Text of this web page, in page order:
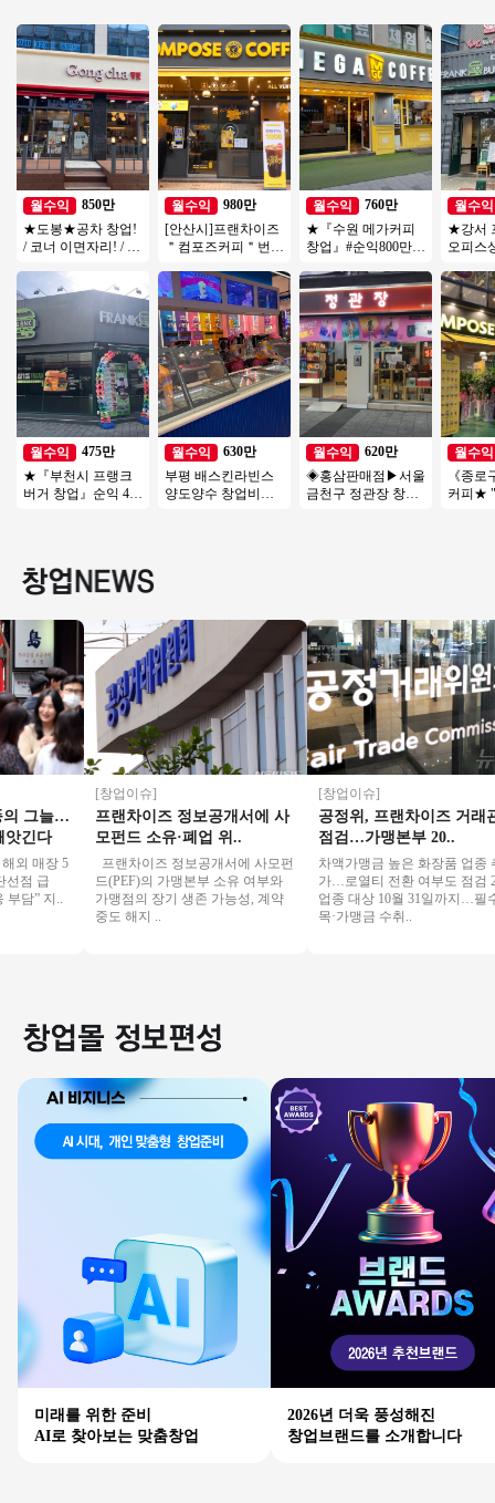
월수익
850만
★도봉★공차 창업!
/ 코너 이면자리! / 최
흐르는 위치!
월수익
475만
★『부천시 프랭크
버거 창업』순익 475
월수익
980만
[안산시]프랜차이즈
＂컴포즈커피＂번오
본 / 초보 / 여성창업
월수익
630만
부평 배스킨라빈스
양도양수 창업비용
월수익
760만
★『수원 메가커피
창업』#순익800만#
델링완#소자본창업#
여성창업★
월수익
620만
◈홍삼판매점▶서울
금천구 정관장 창업
월수익
★강서
오피스
자본#
업
월수익
《종
커피★
그늘…
다
매장 5
급
” 지..
[창업이슈]
프랜차이즈 정보공개서에 사
모펀드 소유·폐업 위..
프랜차이즈 정보공개서에 사모펀
드(PEF)의 가맹본부 소유 여부와
가맹점의 장기 생존 가능성, 계약
중도 해지 ..
[창업이슈]
공정위, 프랜차이즈 거래관행
점검…가맹본부 20..
차액가맹금 높은 화장품 업종 추
가…로열티 전환 여부도 점검 21개
업종 대상 10월 31일까지…필수품
목·가맹금 수취..
미래를 위한 준비
AI로 찾아보는 맞춤창업
2026년 더욱 풍성해진
창업브랜드를 소개합니다